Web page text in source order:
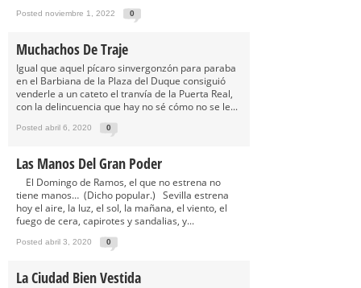
Posted noviembre 1, 2022 0
Muchachos De Traje
Igual que aquel pícaro sinvergonzón para paraba
en el Barbiana de la Plaza del Duque consiguió
venderle a un cateto el tranvía de la Puerta Real,
con la delincuencia que hay no sé cómo no se le...
Posted abril 6, 2020 0
Las Manos Del Gran Poder
El Domingo de Ramos, el que no estrena no
tiene manos… (Dicho popular.) Sevilla estrena
hoy el aire, la luz, el sol, la mañana, el viento, el
fuego de cera, capirotes y sandalias, y...
Posted abril 3, 2020 0
La Ciudad Bien Vestida